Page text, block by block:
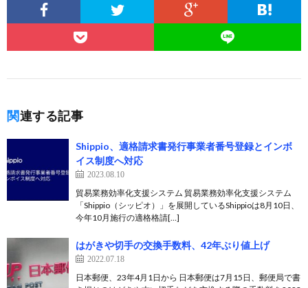
関連する記事
Shippio、適格請求書発行事業者番号登録とインボ
イス制度へ対応
2023.08.10
貿易業務効率化支援システム 貿易業務効率化支援システム
「Shippio（シッピオ）」を展開しているShippioは8月10日、
今年10月施行の適格格請[…]
はがきや切手の交換手数料、42年ぶり値上げ
2022.07.18
日本郵便、23年4月1日から 日本郵便は7月15日、郵便局で書